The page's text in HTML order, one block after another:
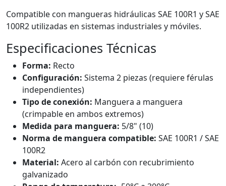
Compatible con mangueras hidráulicas SAE 100R1 y SAE
100R2 utilizadas en sistemas industriales y móviles.
Especificaciones Técnicas
Forma: Recto
Configuración: Sistema 2 piezas (requiere férulas
independientes)
Tipo de conexión: Manguera a manguera
(crimpable en ambos extremos)
Medida para manguera: 5/8" (10)
Norma de manguera compatible: SAE 100R1 / SAE
100R2
Material: Acero al carbón con recubrimiento
galvanizado